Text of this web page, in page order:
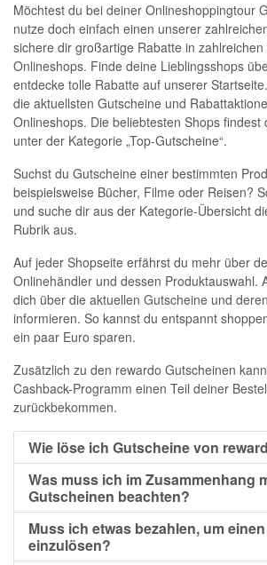
Möchtest du bei deiner Onlineshoppingtour
nutze doch einfach einen unserer
sichere dir großartige Rabatte in
Onlineshops. Finde deine Lieblingsshops
entdecke tolle Rabatte auf unserer
die aktuellsten Gutscheine und
Onlineshops. Die beliebtesten Shops findest
unter der Kategorie „Top-Gutscheine“.
Suchst du Gutscheine einer bestimmten
beispielsweise Bücher, Filme oder Reisen?
und suche dir aus der Kategorie-Übersicht
Rubrik aus.
Auf jeder Shopseite erfährst du mehr über
Onlinehändler und dessen Produktauswahl.
dich über die aktuellen Gutscheine und
informieren. So kannst du entspannt
ein paar Euro sparen.
Zusätzlich zu den rewardo Gutscheinen
Cashback-Programm einen Teil deiner
zurückbekommen.
Wie löse ich Gutscheine von
Was muss ich im Zusammenhang
Gutscheinen beachten?
Muss ich etwas bezahlen, um
einzulösen?